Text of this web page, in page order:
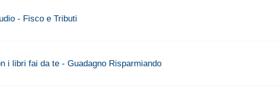
- Fisco e Tributi
i libri fai da te - Guadagno Risparmiando